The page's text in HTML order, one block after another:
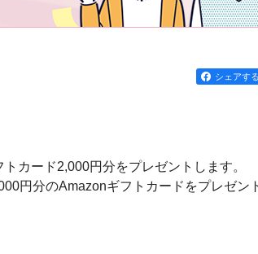
シェアする
カード2,000円分をプレゼントします。
円分のAmazonギフトカードをプレゼン